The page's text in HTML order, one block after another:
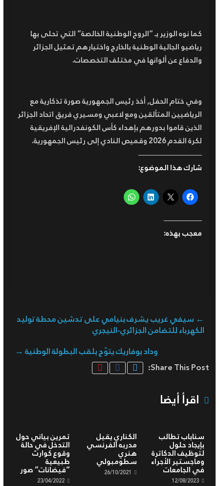
كما نوه الوزير بـ “الروح الوطنية الخالصة” التي تحلى بها
رياضيو الجالية الوطنية بالخارج واختيارهم تمثيل الجزائر
والدفاع عن ألوانها في مختلف التخصصات.
وفي ختام الحفل, أخذ رئيس الجمهورية صورة تذكارية مع
الرياضيين المتألقين ومع لاعبي ومسيري فريق اتحاد الجزائر
الذين قاموا بدورهم بإهداء كأس الكونفدرالية الإفريقية
لكرة القدم 2026 وقميص النادي إلى رئيس الجمهورية.
شارك هذا الموضوع:
معجب بهذه:
← سيفي غريب يشرف بنيامي على تدشين محطة توليد
الكهرباء للتضامن الجزائري-النيجري
وداد بوفاريك يتوّج بلقب البطولة الوطنية →
Share This Post:
اقرأ أيضا
سناباب تطالب
بإيجاد حلول
لتوظيف الدكاترة
وماجستير الأجراء
في الجامعات
12/08/2023
الكناري يقيل
مدربه الفرنسي
هنري
سطومبولي
26/10/2021
تمرين بياني حول
التدخل في حالة
وقوع كوارث
طبيعية
“فيضانات” صور
23/04/2022